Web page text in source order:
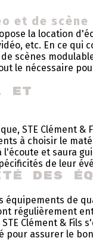
et de scène
la location
etc. En ce qui
scènes
le nécessaire
et
STE Clément &
à choisir le
et saura
de leur
équipements de
régulièrement
Clément & Fils
assurer le